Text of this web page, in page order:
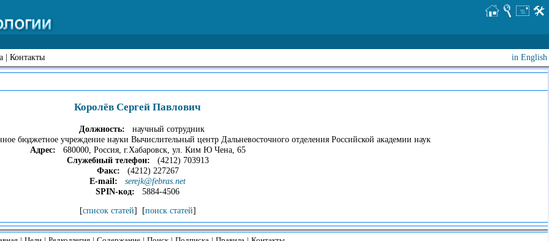
| Контакты in English
Королёв Сергей Павлович
Должность: научный сотрудник
бюджетное учреждение науки Вычислительный центр Дальневосточного отделения Российской академии наук
Адрес: 680000, Россия, г.Хабаровск, ул. Ким Ю Чена, 65
Служебный телефон: (4212) 703913
Факс: (4212) 227267
E-mail:
serejk@febras.net
SPIN-код: 5884-4506
[список статей] [поиск статей]